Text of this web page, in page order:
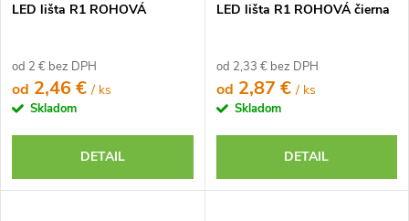
LED lišta R1 ROHOVÁ
od 2 € bez DPH
od 2,46 €/ ks
Skladom
DETAIL
LED lišta R1 ROHOVÁ čierna
od 2,33 € bez DPH
od 2,87 €/ ks
Skladom
DETAIL